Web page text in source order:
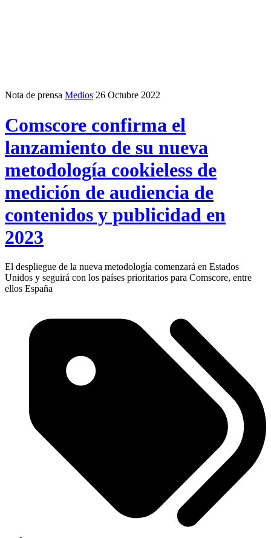
Nota de prensa Medios 26 Octubre 2022
Comscore confirma el
lanzamiento de su nueva
metodología cookieless de
medición de audiencia de
contenidos y publicidad en
2023
El despliegue de la nueva metodología comenzará en Estados
Unidos y seguirá con los países prioritarios para Comscore, entre
ellos España